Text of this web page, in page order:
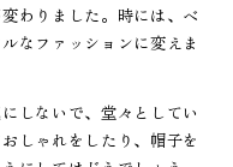
わりました。時には、ベ
なファッションに変えま
しないで、堂々としてい
しゃれをしたり、帽子を